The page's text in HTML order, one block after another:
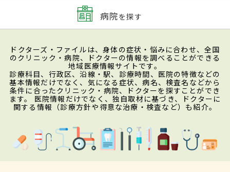
病院を探す
ドクターズ・ファイルは、身体の症状・悩みに合わせ、全国
のクリニック・病院、ドクターの情報を調べることができる
地域医療情報サイトです。
診療科目、行政区、沿線・駅、診療時間、医院の特徴などの
基本情報だけでなく、気になる症状、病名、検査名などから
条件に合ったクリニック・病院、ドクターを探すことができ
ます。 医院情報だけでなく、独自取材に基づき、ドクターに
関する情報（診療方針や得意な治療・検査など）も紹介。